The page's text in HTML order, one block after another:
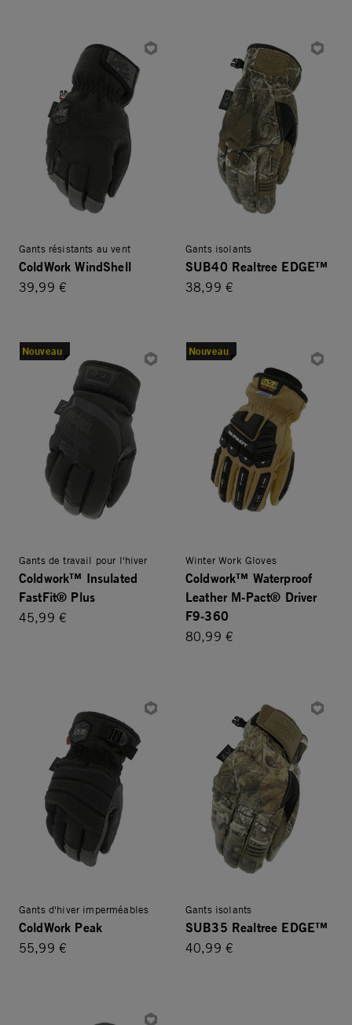
Gants résistants au vent
ColdWork WindShell
39,99 €
Gants isolants
SUB40 Realtree EDGE™
38,99 €
Nouveau
Gants de travail pour l'hiver
Coldwork™ Insulated
FastFit® Plus
45,99 €
Nouveau
Winter Work Gloves
Coldwork™ Waterproof
Leather M-Pact® Driver
F9-360
80,99 €
Gants d'hiver imperméables
ColdWork Peak
55,99 €
Gants isolants
SUB35 Realtree EDGE™
40,99 €